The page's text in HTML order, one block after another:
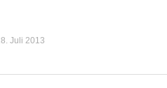
Juli 2013